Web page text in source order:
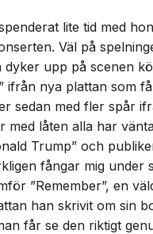
lite tid med
Väl på
dyker upp på scenen
ifrån nya plattan som
sedan med fler spår
med låten alla har
Trump” och
fångar mig under
”Remember”, en
han skrivit om sin
får se den riktigt